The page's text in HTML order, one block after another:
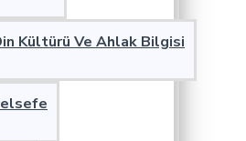
Kültürü Ve Ahlak Bilgisi